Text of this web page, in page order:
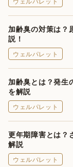
加齢臭の対策は？
説！
ウェルパレット
加齢臭とは？発生
を解説
ウェルパレット
更年期障害とは？
解説
ウェルパレット